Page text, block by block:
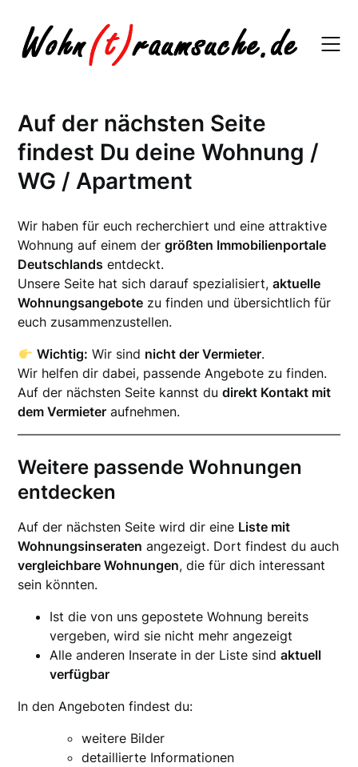
content
Auf der nächsten Seite
findest Du deine Wohnung /
WG / Apartment
Wir haben für euch recherchiert und eine attraktive
Wohnung auf einem dergrößten Immobilienportale
Deutschlands entdeckt.
Unsere Seite hat sich darauf spezialisiert,aktuelle
Wohnungsangebote zu finden und übersichtlich für
euch zusammenzustellen.
Wichtig: Wir sind nicht der Vermieter.
Wir helfen dir dabei, passende Angebote zu finden.
Auf der nächsten Seite kannst dudirekt Kontakt mit
dem Vermieter aufnehmen.
Weitere passende Wohnungen
entdecken
Auf der nächsten Seite wird dir eine Liste mit
Wohnungsinseraten angezeigt. Dort findest du auch
vergleichbare Wohnungen, die für dich interessant
sein könnten.
Ist die von uns gepostete Wohnung bereits
vergeben, wird sie nicht mehr angezeigt
Alle anderen Inserate in der Liste sindaktuell
verfügbar
In den Angeboten findest du:
weitere Bilder
detaillierte Informationen